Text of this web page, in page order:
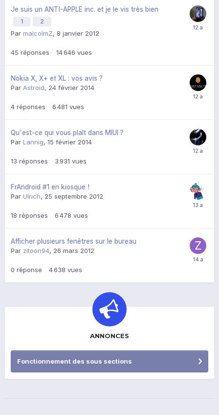
Je suis un ANTI-APPLE inc. et je le vis très bien
1 2
Par malcolmZ, 8 janvier 2012
45 réponses 14 646 vues
Nokia X, X+ et XL : vos avis ?
Par Astroid, 24 février 2014
4 réponses 6 481 vues
Qu'est-ce qui vous plaît dans MIUI ?
Par Lannig, 15 février 2014
13 réponses 3 931 vues
FrAndroid #1 en kiosque !
Par Ulrich, 25 septembre 2012
18 réponses 6 478 vues
Afficher plusieurs fenêtres sur le bureau
Par zitoon94, 26 mars 2012
0 réponse 4 638 vues
ANNONCES
Fonctionnement des sous sections